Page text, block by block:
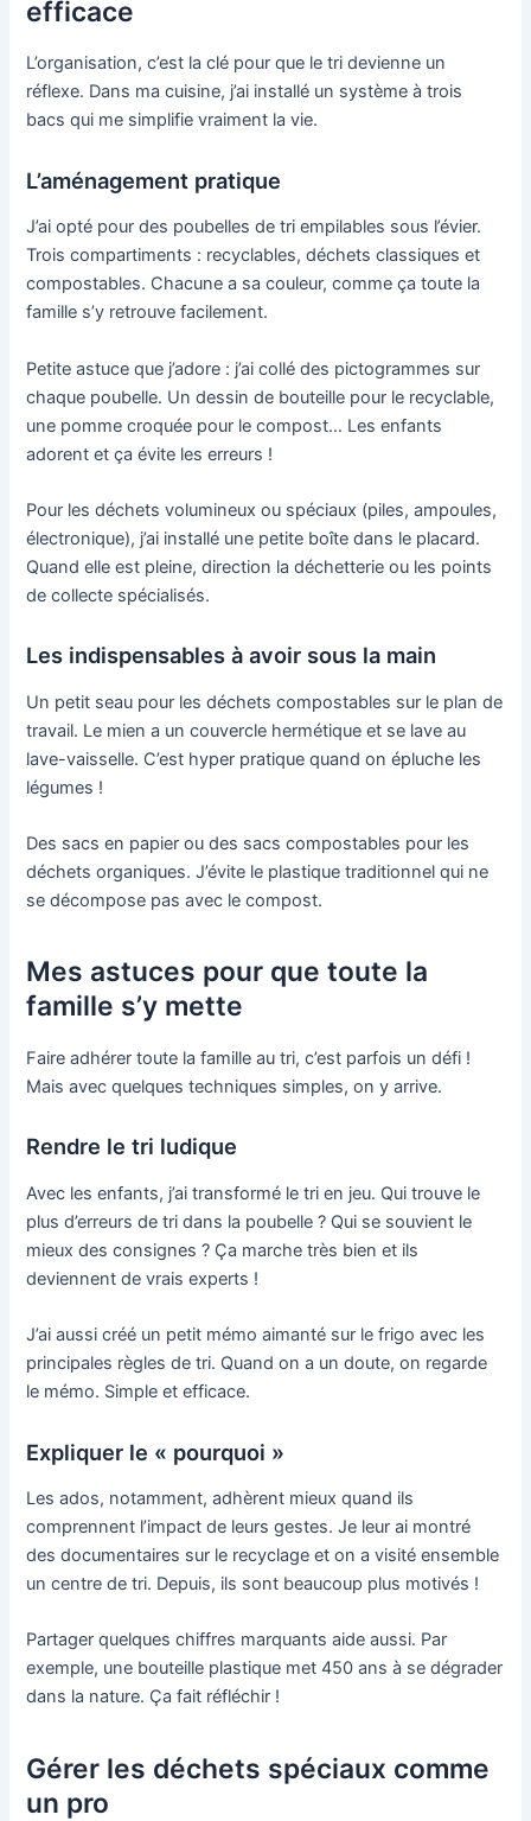
efficace
L’organisation, c’est la clé pour que le tri devienne un
réflexe. Dans ma cuisine, j’ai installé un système à trois
bacs qui me simplifie vraiment la vie.
L’aménagement pratique
J’ai opté pour des poubelles de tri empilables sous l’évier.
Trois compartiments : recyclables, déchets classiques et
compostables. Chacune a sa couleur, comme ça toute la
famille s’y retrouve facilement.
Petite astuce que j’adore : j’ai collé des pictogrammes sur
chaque poubelle. Un dessin de bouteille pour le recyclable,
une pomme croquée pour le compost… Les enfants
adorent et ça évite les erreurs !
Pour les déchets volumineux ou spéciaux (piles, ampoules,
électronique), j’ai installé une petite boîte dans le placard.
Quand elle est pleine, direction la déchetterie ou les points
de collecte spécialisés.
Les indispensables à avoir sous la main
Un petit seau pour les déchets compostables sur le plan de
travail. Le mien a un couvercle hermétique et se lave au
lave-vaisselle. C’est hyper pratique quand on épluche les
légumes !
Des sacs en papier ou des sacs compostables pour les
déchets organiques. J’évite le plastique traditionnel qui ne
se décompose pas avec le compost.
Mes astuces pour que toute la
famille s’y mette
Faire adhérer toute la famille au tri, c’est parfois un défi !
Mais avec quelques techniques simples, on y arrive.
Rendre le tri ludique
Avec les enfants, j’ai transformé le tri en jeu. Qui trouve le
plus d’erreurs de tri dans la poubelle ? Qui se souvient le
mieux des consignes ? Ça marche très bien et ils
deviennent de vrais experts !
J’ai aussi créé un petit mémo aimanté sur le frigo avec les
principales règles de tri. Quand on a un doute, on regarde
le mémo. Simple et efficace.
Expliquer le « pourquoi »
Les ados, notamment, adhèrent mieux quand ils
comprennent l’impact de leurs gestes. Je leur ai montré
des documentaires sur le recyclage et on a visité ensemble
un centre de tri. Depuis, ils sont beaucoup plus motivés !
Partager quelques chiffres marquants aide aussi. Par
exemple, une bouteille plastique met 450 ans à se dégrader
dans la nature. Ça fait réfléchir !
Gérer les déchets spéciaux comme
un pro